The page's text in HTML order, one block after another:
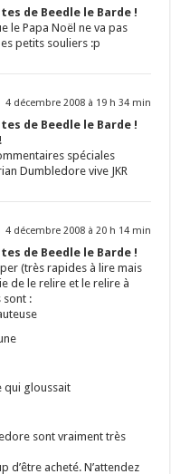
de Beedle le Barde !
le Papa Noël ne va pas
petits souliers :p
4 décembre 2008 à 19 h 34 min
de Beedle le Barde !
spéciales
Dumbledore vive JKR
4 décembre 2008 à 20 h 14 min
de Beedle le Barde !
(très rapides à lire mais
de le relire et le relire à
sont :
qui gloussait
sont vraiment très
d’être acheté. N’attendez